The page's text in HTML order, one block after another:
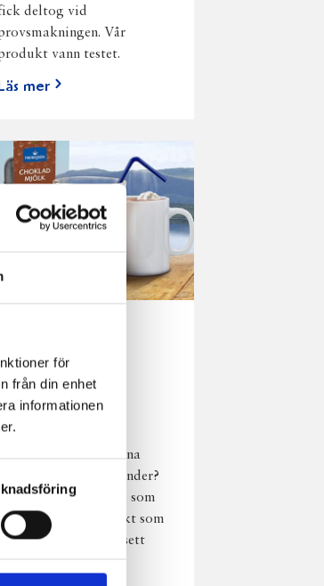
för
från din enhet
informationen
deltog vid
Vår
vann testet.
mer
i alla
du provat
från dina
norrländska mjölkbönder?
är lika god varm som
kall och passar perfekt som
vardagsnjutning oavsett
året om.